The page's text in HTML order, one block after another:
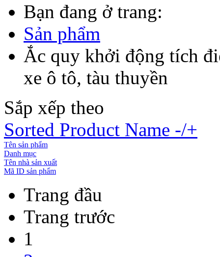
Bạn đang ở trang:
Sản phẩm
Ắc quy khởi động tích
xe ô tô, tàu thuyền
Sắp xếp theo
Sorted Product Name -/+
Tên sản phẩm
Danh mục
Tên nhà sản xuất
Mã ID sản phẩm
Trang đầu
Trang trước
1